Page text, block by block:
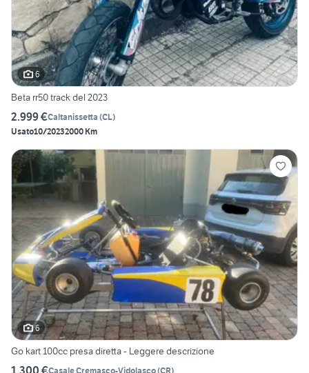
6
Beta rr50 track del 2023
2.999 €Caltanissetta (CL)
Usato10/20232000 Km
6
Go kart 100cc presa diretta - Leggere descrizione
Casale Cremasco-Vidolasco(CR)